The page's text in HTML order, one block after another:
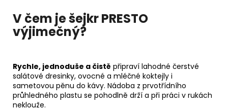
V čem je šejkr PRESTO
výjimečný?
Rychle, jednoduše a čistě připraví lahodné čerstvé
salátové dresinky, ovocné a mléčné koktejly i
sametovou pěnu do kávy. Nádoba z prvotřídního
průhledného plastu se pohodlně drží a při práci v rukách
neklouže.